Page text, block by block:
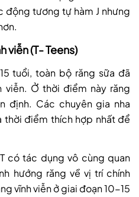
động tương tự hàm J nhưng
viễn (T- Teens)
tuổi, toàn bộ răng sữa đã
viễn. Ở thời điểm này răng
định. Các chuyên gia nha
thời điểm thích hợp nhất để
có tác dụng vô cùng quan
hướng răng về vị trí chính
vĩnh viễn ở giai đoạn 10-15